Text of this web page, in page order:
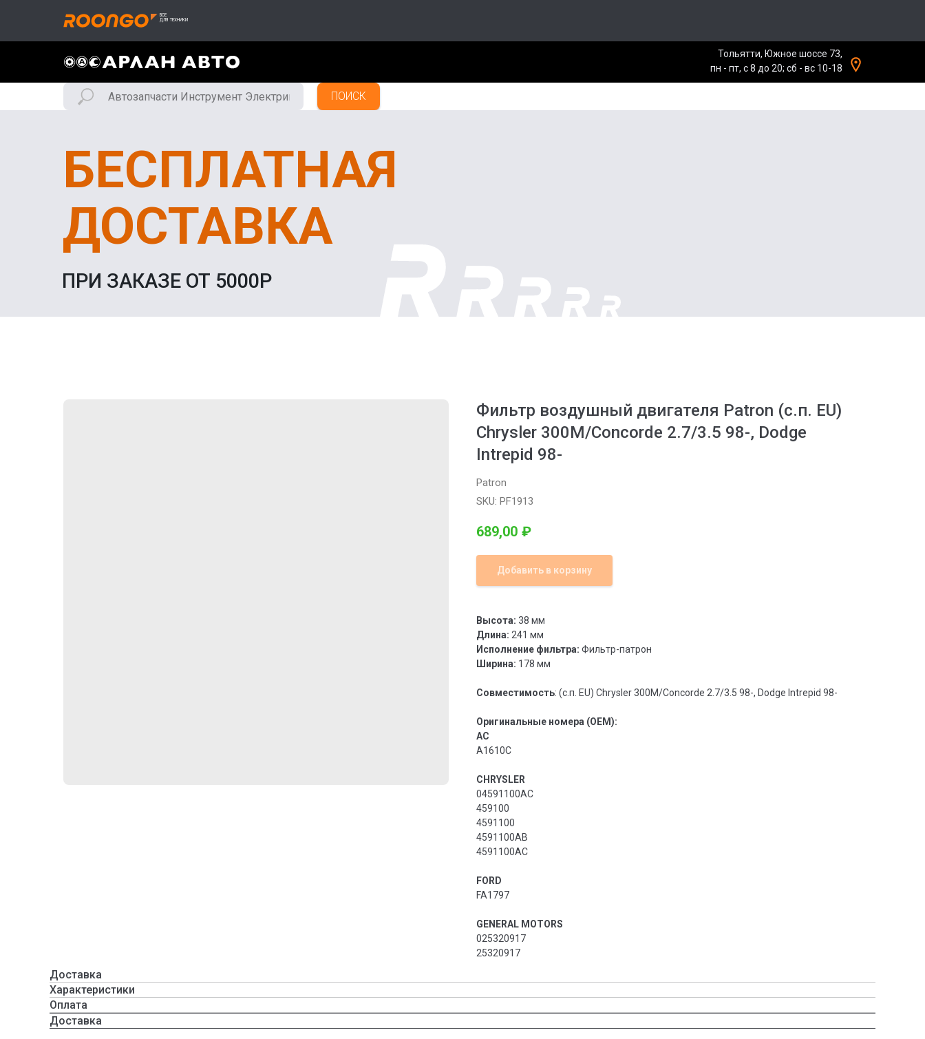
Тольятти, Южное шоссе 73,
пн - пт, с 8 до 20; сб - вс 10-18
ПОИСК
БЕСПЛАТНАЯ
ДОСТАВКА
ПРИ ЗАКАЗЕ ОТ 5000Р
Фильтр воздушный двигателя Patron (с.п. EU)
Chrysler 300M/Concorde 2.7/3.5 98-, Dodge
Intrepid 98-
Patron
SKU: PF1913
689,00 ₽
Добавить в корзину
Высота: 38 мм
Длина: 241 мм
Исполнение фильтра: Фильтр-патрон
Ширина: 178 мм
Совместимость: (с.п. EU) Chrysler 300M/Concorde 2.7/3.5 98-, Dodge Intrepid 98-
Оригинальные номера (OEM):
AC
A1610C
CHRYSLER
04591100AC
459100
4591100
4591100AB
4591100AC
FORD
FA1797
GENERAL MOTORS
025320917
25320917
Доставка
Характеристики
Оплата
Доставка